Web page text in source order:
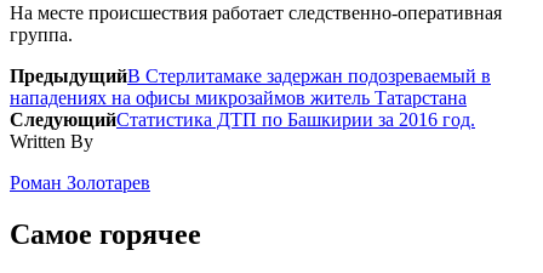
На месте проиcшествия работает следственно-оперативная
группа.
ПредыдущийВ Стерлитамаке задержан подозреваемый в
нападениях на офисы микрозаймов житель Татарстана
СледующийСтатистика ДТП по Башкирии за 2016 год.
Written By
Роман Золотарев
Самое горячее